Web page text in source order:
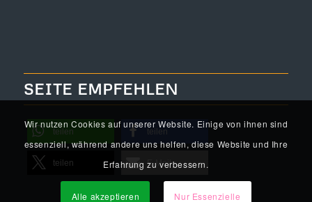
SEITE EMPFEHLEN
teilen teilen
teilen E-Mail
Wir nutzen Cookies auf unserer Website. Einige von ihnen sind
essenziell, während andere uns helfen, diese Website und Ihre
Erfahrung zu verbessern.
Alle akzeptieren Nur Essenzielle